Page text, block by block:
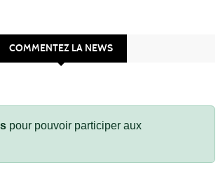
COMMENTEZ LA NEWS
pour pouvoir participer aux